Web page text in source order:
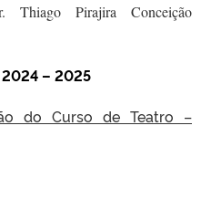
Pirajira Conceição
– 2025
do Curso de Teatro –